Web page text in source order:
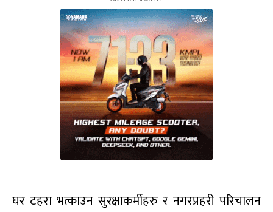
घर टहरा भत्काउन सुरक्षाकर्मीहरु र नगरप्रहरी परिचालन